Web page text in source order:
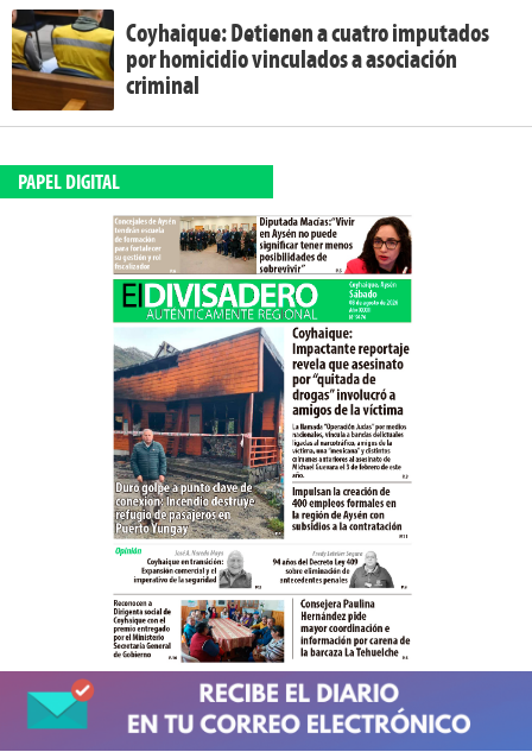
Coyhaique: Detienen a cuatro imputados
por homicidio vinculados a asociación
criminal
PAPEL DIGITAL